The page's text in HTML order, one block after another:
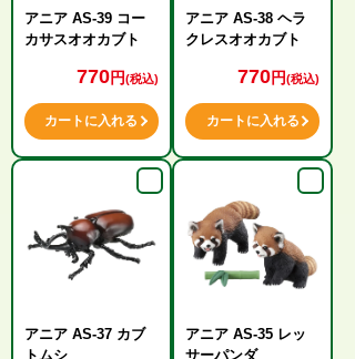
アニア AS-39 コー
カサスオオカブト
770円(税込)
カートに入れる
アニア AS-38 ヘラ
クレスオオカブト
770円(税込)
カートに入れる
アニア AS-37 カブ
トムシ
アニア AS-35 レッ
サーパンダ